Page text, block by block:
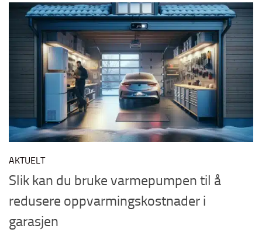
AKTUELT
Slik kan du bruke varmepumpen til å
redusere oppvarmingskostnader i
garasjen